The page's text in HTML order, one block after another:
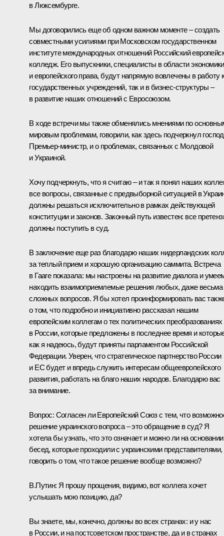
в Люксембурге.
Мы договорились еще об одном важном моменте – создать
совместными усилиями при Московском государственном
институте международных отношений Российский
колледж. Его выпускники, специалисты в области экономики
и европейского права, будут напрямую вовлечены в работу
государственных учреждений, так и в бизнес-структуры –
в развитие наших отношений с Евросоюзом.
В ходе встречи мы также обменялись мнениями по
мировым проблемам, говорили, как здесь подчеркнул
Премьер-министр, и о проблемах, связанных с Молдовой
и Украиной.
Хочу подчеркнуть, что я считаю – и так я понял наших
все вопросы, связанные с предвыборной ситуацией в
должны решаться исключительно в рамках действующей
конституции и законов. Законный путь известен: все
должны поступить в суд.
В заключение еще раз благодарю наших нидерландских
за теплый прием и хорошую организацию саммита. Встреча
в Гааге показала: мы настроены на развитие диалога и
находить взаимоприемлемые решения любых, даже весьма
сложных вопросов. Я бы хотел проинформировать вас
о том, что подробно и инициативно рассказал нашим
европейским коллегам о тех политических преобразованиях
в России, которые предложены в последнее время и
как я надеюсь, будут приняты парламентом Российской
Федерации. Уверен, что стратегическое партнерство России
и ЕС будет и впредь служить интересам общеевропейского
развития, работать на благо наших народов. Благодарю вас
за внимание.
Вопрос: Согласен ли Европейский Союз с тем, что
решение украинского вопроса – это обращение в суд? Я
хотела бы узнать, что это означает и можно ли на основании
бесед, которые проходили с украинскими представителями,
говорить о том, что такое решение вообще возможно?
В.Путин: Я прошу прощения, видимо, вот коллега хочет
услышать мою позицию, да?
Вы знаете, мы, конечно, должны во всех странах: и у нас
в России, и на постсоветском пространстве, да и в странах